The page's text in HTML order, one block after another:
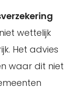
wettelijk
Het advies
waar dit niet